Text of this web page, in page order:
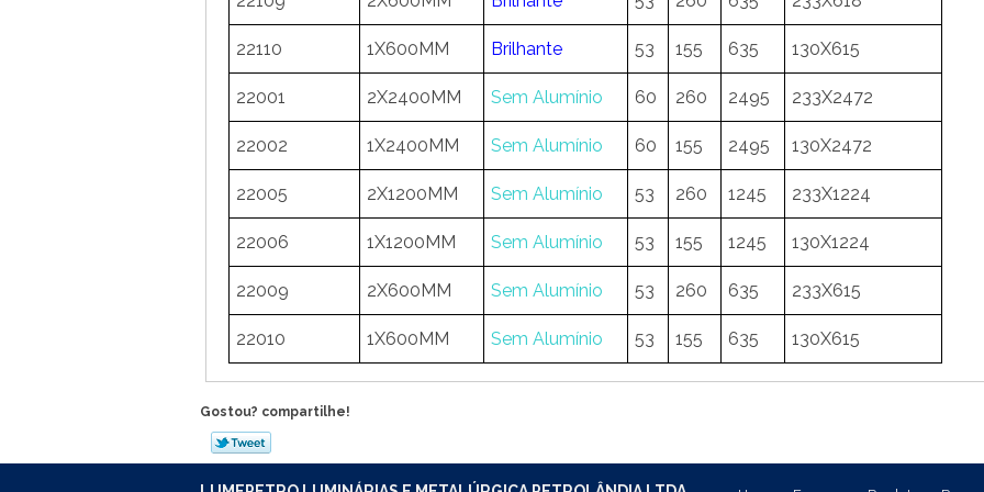
22110 1X600MM Brilhante 53 155 635 130X615
22001 2X2400MM Sem Alumínio 60 260 2495 233X2472
22002 1X2400MM Sem Alumínio 60 155 2495 130X2472
22005 2X1200MM Sem Alumínio 53 260 1245 233X1224
22006 1X1200MM Sem Alumínio 53 155 1245 130X1224
22009 2X600MM Sem Alumínio 53 260 635 233X615
22010 1X600MM Sem Alumínio 53 155 635 130X615
Gostou? compartilhe!